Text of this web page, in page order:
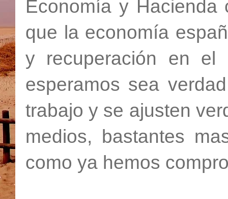
Economía y
que la economía
y recuperación en el
esperamos sea
trabajo y se ajusten
medios, bastantes
como ya hemos